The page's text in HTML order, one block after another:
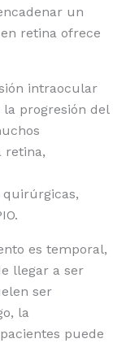
un
retina ofrece
intraocular
progresión del
retina,
quirúrgicas,
es temporal,
llegar a ser
ser
la
puede